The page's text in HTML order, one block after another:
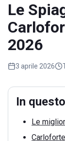
Le
2026
3 aprile 2026
In
Le